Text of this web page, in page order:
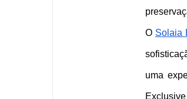
O Solaia
uma